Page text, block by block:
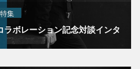
特集
ボレーション記念対談インタ